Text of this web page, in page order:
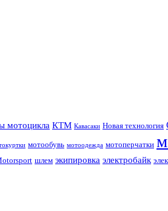
мотоцикла КТМ Кавасаки Новая технология
мотообувь мотоодежда мотоперчатки
шлем экипировка электробайк